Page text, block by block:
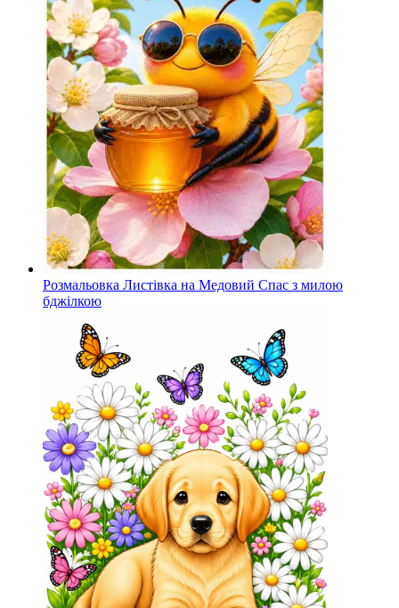
Розмальовка Листівка на Медовий Спас з милою
бджілкою